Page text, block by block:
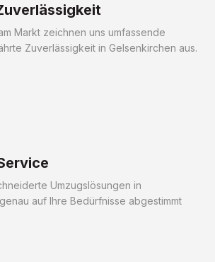
Markt zeichnen uns umfassende
Zuverlässigkeit in Gelsenkirchen aus.
Umzugslösungen in
auf Ihre Bedürfnisse abgestimmt